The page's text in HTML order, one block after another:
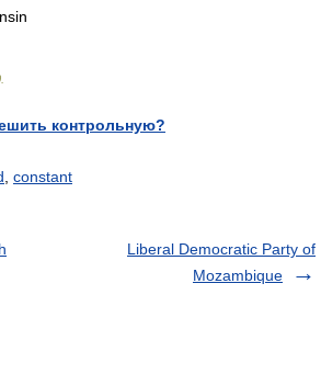
контрольную?
constant
Liberal Democratic Party of
Mozambique